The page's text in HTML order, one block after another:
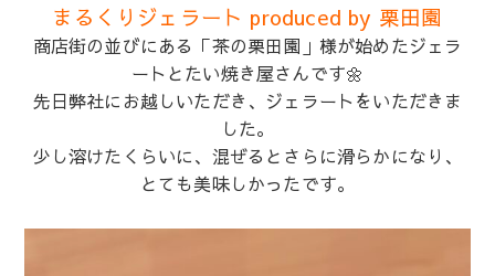
まるくりジェラート produced by 栗田園
商店街の並びにある「茶の栗田園」様が始めたジェラ
ートとたい焼き屋さんです🌼
先日弊社にお越しいただき、ジェラートをいただきま
した。
少し溶けたくらいに、混ぜるとさらに滑らかになり、
とても美味しかったです。